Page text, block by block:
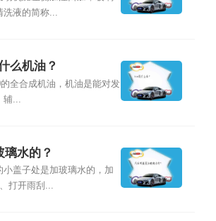
液的简称...
么机油？
全合成机油，机油是能对发
...
水的？
盖子处是加玻璃水的，加
打开雨刮...